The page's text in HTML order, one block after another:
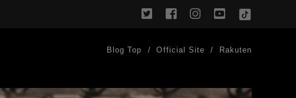
twitterfacebookinstagram
youtube
TikTok
Blog Top Official Site Rakuten